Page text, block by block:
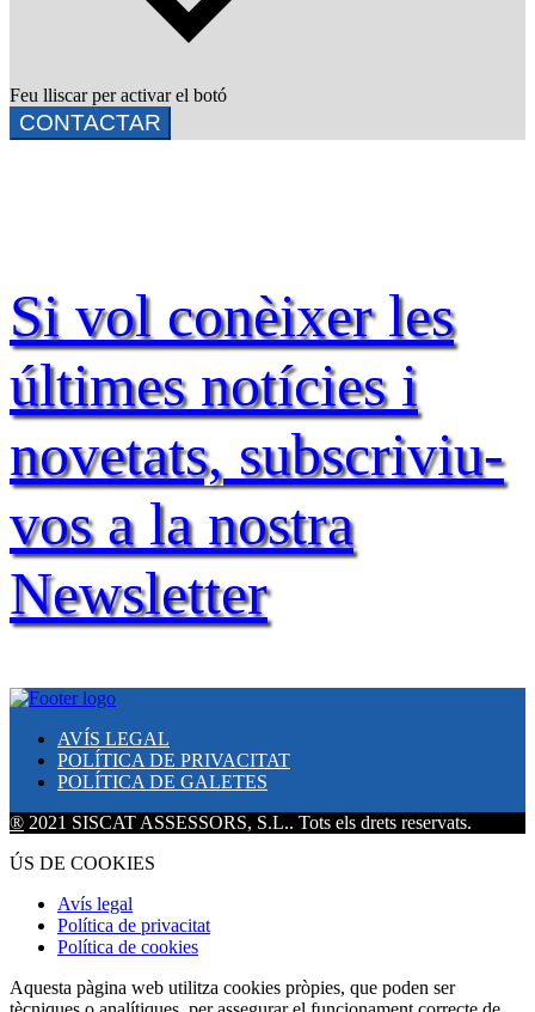
Feu lliscar per activar el botó
CONTACTAR
Si vol conèixer les
últimes notícies i
novetats, subscriviu-
vos a la nostra
Newsletter
AVÍS LEGAL
POLÍTICA DE PRIVACITAT
POLÍTICA DE GALETES
® 2021 SISCAT ASSESSORS, S.L.. Tots els drets reservats.
ÚS DE COOKIES
Avís legal
Política de privacitat
Política de cookies
Aquesta pàgina web utilitza cookies pròpies, que poden ser